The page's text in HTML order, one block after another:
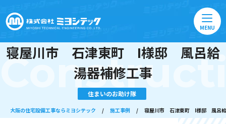
MENU
寝屋川市 石津東町 I様邸 風呂給
湯器補修工事
住まいのお助け隊
大阪の住宅設備工事ならミヨシテック / 施工事例 / 寝屋川市 石津東町 I様邸 風呂給